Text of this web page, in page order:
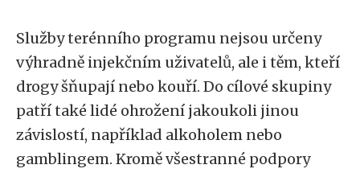
Služby terénního programu nejsou určeny
výhradně injekčním uživatelů, ale i těm, kteří
drogy šňupají nebo kouří. Do cílové skupiny
patří také lidé ohrožení jakoukoli jinou
závislostí, například alkoholem nebo
gamblingem. Kromě všestranné podpory